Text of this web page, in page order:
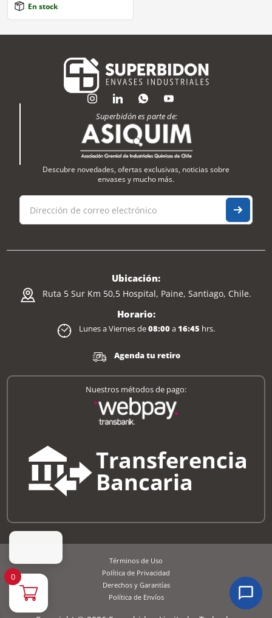
En stock
Superbidón es parte de:
Descubre novedades, ofertas exclusivas, noticias sobre
envases y mucho más.
Ubicación:
Ruta 5 Sur Km 50,5 Hospital, Paine, Santiago, Chile.
Horario:
Lunes a Viernes de08:00a16:45 hrs.
Agenda tu retiro
Nuestros métodos de pago:
Términos de Uso
Política de Privacidad
Derechos y Garantías
Política de Envíos
0